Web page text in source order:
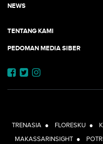
NEWS
TENTANG KAMI
PEDOMAN MEDIA SIBER
TRENASIA ● FLORESKU ●
MAKASSARINSIGHT ●